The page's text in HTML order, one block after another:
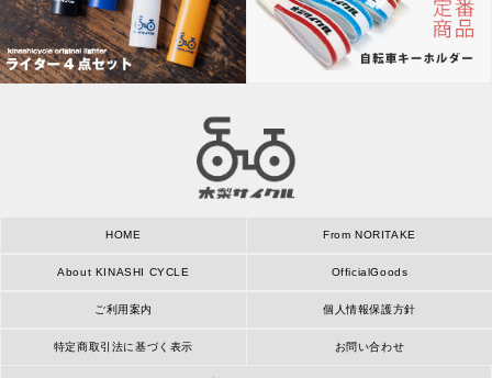
HOME From NORITAKE
About KINASHI CYCLE OfficialGoods
ご利用案内 個人情報保護方針
特定商取引法に基づく表示 お問い合わせ